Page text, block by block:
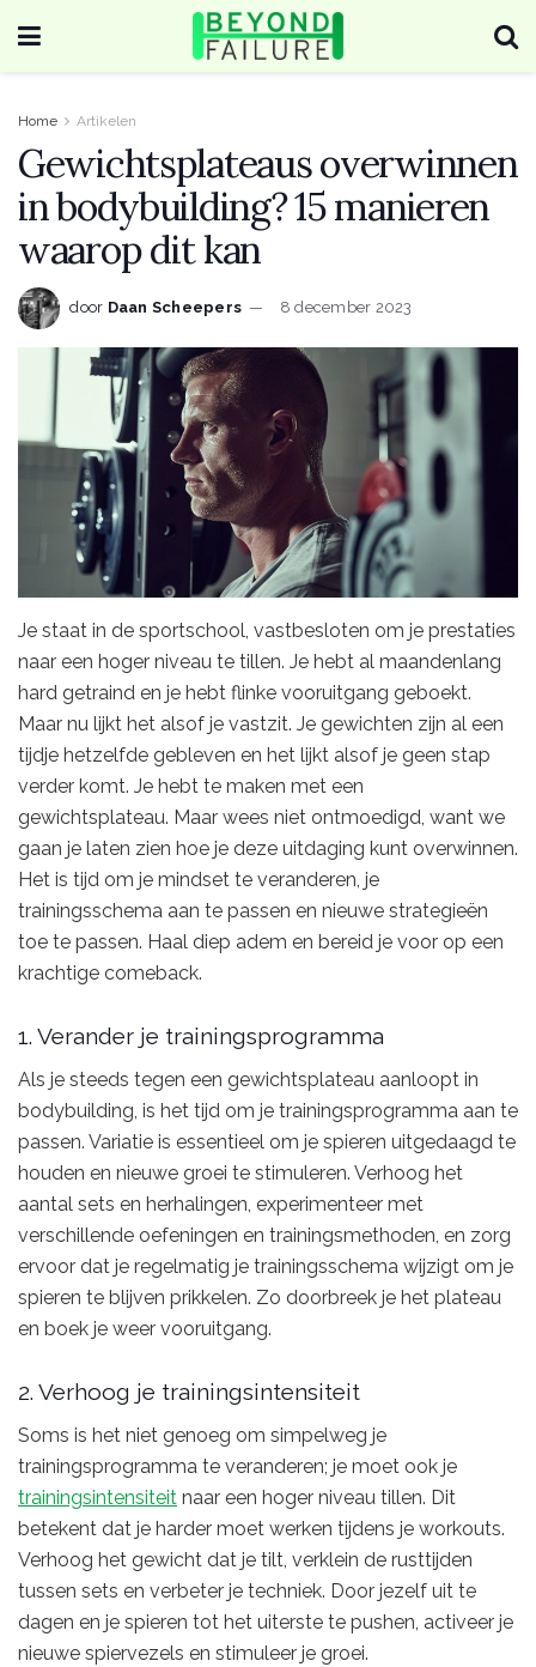
Home Artikelen
Gewichtsplateaus overwinnen
in bodybuilding? 15 manieren
waarop dit kan
door Daan Scheepers 8 december 2023
Je staat in de sportschool, vastbesloten om je prestaties
naar een hoger niveau te tillen. Je hebt al maandenlang
hard getraind en je hebt flinke vooruitgang geboekt.
Maar nu lijkt het alsof je vastzit. Je gewichten zijn al een
tijdje hetzelfde gebleven en het lijkt alsof je geen stap
verder komt. Je hebt te maken met een
gewichtsplateau. Maar wees niet ontmoedigd, want we
gaan je laten zien hoe je deze uitdaging kunt overwinnen.
Het is tijd om je mindset te veranderen, je
trainingsschema aan te passen en nieuwe strategieën
toe te passen. Haal diep adem en bereid je voor op een
krachtige comeback.
1. Verander je trainingsprogramma
Als je steeds tegen een gewichtsplateau aanloopt in
bodybuilding, is het tijd om je trainingsprogramma aan te
passen. Variatie is essentieel om je spieren uitgedaagd te
houden en nieuwe groei te stimuleren. Verhoog het
aantal sets en herhalingen, experimenteer met
verschillende oefeningen en trainingsmethoden, en zorg
ervoor dat je regelmatig je trainingsschema wijzigt om je
spieren te blijven prikkelen. Zo doorbreek je het plateau
en boek je weer vooruitgang.
2. Verhoog je trainingsintensiteit
Soms is het niet genoeg om simpelweg je
trainingsprogramma te veranderen; je moet ook je
trainingsintensiteit naar een hoger niveau tillen. Dit
betekent dat je harder moet werken tijdens je workouts.
Verhoog het gewicht dat je tilt, verklein de rusttijden
tussen sets en verbeter je techniek. Door jezelf uit te
dagen en je spieren tot het uiterste te pushen, activeer je
nieuwe spiervezels en stimuleer je groei.